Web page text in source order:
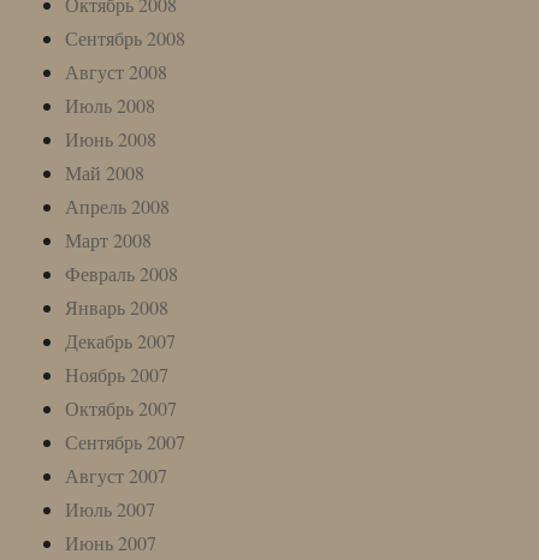
Сентябрь 2008
Август 2008
Июль 2008
Июнь 2008
Май 2008
Апрель 2008
Март 2008
Февраль 2008
Январь 2008
Декабрь 2007
Ноябрь 2007
Октябрь 2007
Сентябрь 2007
Август 2007
Июль 2007
Июнь 2007